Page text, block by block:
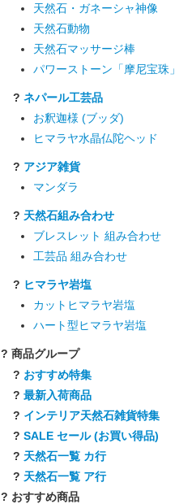
天然石・ガネーシャ神像
天然石動物
天然石マッサージ棒
パワーストーン「摩尼宝珠」
? ネパール工芸品
お釈迦様 (ブッダ)
ヒマラヤ水晶仏陀ヘッド
? アジア雑貨
マンダラ
? 天然石組み合わせ
ブレスレット 組み合わせ
工芸品 組み合わせ
? ヒマラヤ岩塩
カットヒマラヤ岩塩
ハート型ヒマラヤ岩塩
? 商品グループ
? おすすめ特集
? 最新入荷商品
? インテリア天然石雑貨特集
? SALE セール (お買い得品)
? 天然石一覧 カ行
? 天然石一覧 ア行
? おすすめ商品